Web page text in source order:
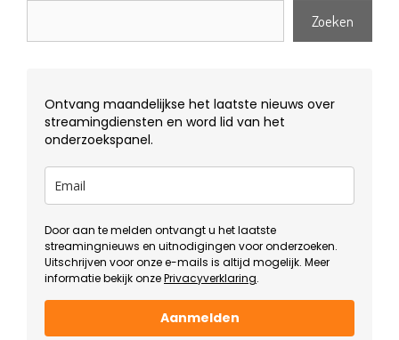
Zoeken
Ontvang maandelijkse het laatste nieuws over
streamingdiensten en word lid van het
onderzoekspanel.
Door aan te melden ontvangt u het laatste
streamingnieuws en uitnodigingen voor onderzoeken.
Uitschrijven voor onze e-mails is altijd mogelijk. Meer
informatie bekijk onzePrivacyverklaring.
Aanmelden